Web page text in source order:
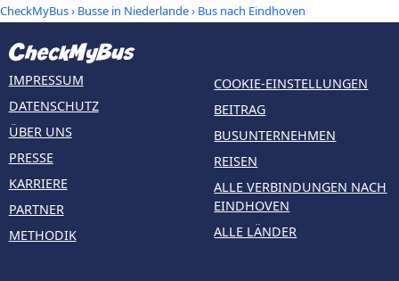
CheckMyBus› Busse in Niederlande› Bus nach Eindhoven
IMPRESSUM
DATENSCHUTZ
ÜBER UNS
PRESSE
KARRIERE
PARTNER
METHODIK
COOKIE-EINSTELLUNGEN
BEITRAG
BUSUNTERNEHMEN
REISEN
ALLE VERBINDUNGEN NACH
EINDHOVEN
ALLE LÄNDER